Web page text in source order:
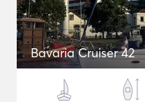
Bavaria Cruiser 42